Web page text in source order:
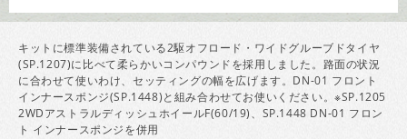
キットに標準装備されている2駆オフロード・ワイドグルーブドタイヤ
(SP.1207)に比べて柔らかいコンパウンドを採用しました。路面の状況
に合わせて使いわけ、セッティングの幅を広げます。DN-01 フロント
インナースポンジ(SP.1448)と組み合わせてお使いください。※SP.1205
2WDアストラルディッシュホイールF(60/19)、SP.1448 DN-01 フロン
ト インナースポンジを併用